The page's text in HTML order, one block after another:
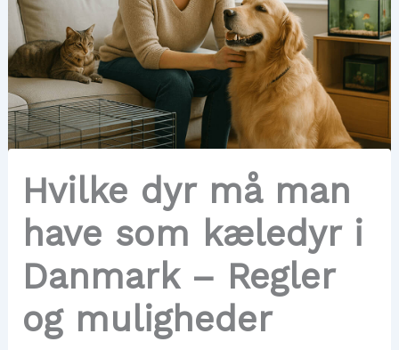
Hvilke dyr må man
have som kæledyr i
Danmark – Regler
og muligheder